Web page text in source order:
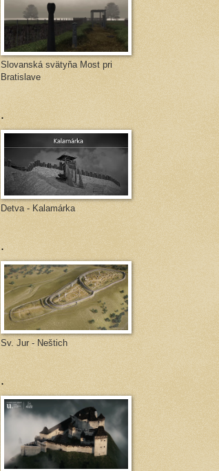
Slovanská svätyňa Most pri
Bratislave
.
Detva - Kalamárka
.
Sv. Jur - Neštich
.